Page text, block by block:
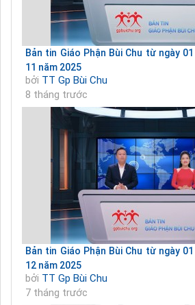
Bản tin Giáo Phận Bùi Chu từ ngày
11 năm 2025
bởi TT Gp Bùi Chu
8 tháng trước
Bản tin Giáo Phận Bùi Chu từ ngày
12 năm 2025
bởi TT Gp Bùi Chu
7 tháng trước